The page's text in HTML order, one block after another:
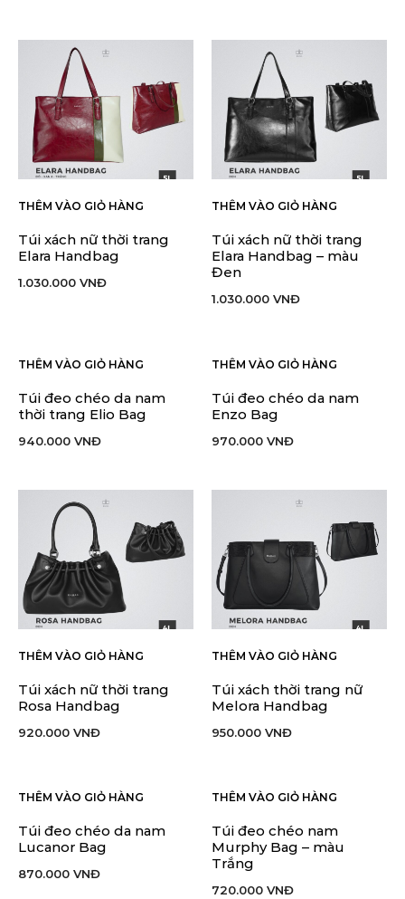
THÊM VÀO GIỎ HÀNG
Túi xách nữ thời trang
Elara Handbag
1.030.000 VNĐ
THÊM VÀO GIỎ HÀNG
Túi xách nữ thời trang
Elara Handbag – màu
Đen
1.030.000 VNĐ
THÊM VÀO GIỎ HÀNG
Túi đeo chéo da nam
thời trang Elio Bag
940.000 VNĐ
THÊM VÀO GIỎ HÀNG
Túi đeo chéo da nam
Enzo Bag
970.000 VNĐ
THÊM VÀO GIỎ HÀNG
Túi xách nữ thời trang
Rosa Handbag
920.000 VNĐ
THÊM VÀO GIỎ HÀNG
Túi xách thời trang nữ
Melora Handbag
950.000 VNĐ
THÊM VÀO GIỎ HÀNG
Túi đeo chéo da nam
Lucanor Bag
870.000 VNĐ
THÊM VÀO GIỎ HÀNG
Túi đeo chéo nam
Murphy Bag – màu
Trắng
720.000 VNĐ